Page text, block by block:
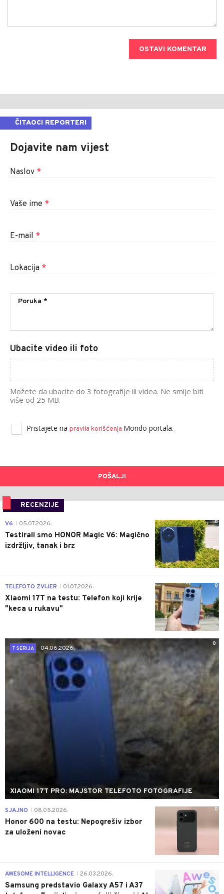
OSTAVI KOMENTAR
ČITAOCI REPORTERI
Dojavite nam vijest
Naslov *
Vaše ime *
E-mail *
Lokacija *
Ubacite video ili foto
Možete da ubacite do 3 fotografije ili videa. Ne smije biti
više od 25 MB.
Pristajete na pravila korišćenja Mondo portala.
POŠALJI
RECENZIJE
0
V6 05.07.2026.
Testirali smo HONOR Magic V6: Magično
izdržljiv, tanak i brz
0
TELEFOTO ZVIJER 01.07.2026.
Xiaomi 17T na testu: Telefon koji krije
"keca u rukavu"
0
T SERIJA
04.06.2026.
XIAOMI 17T PRO: MAJSTOR TELEFOTO FOTOGRAFIJE
0
SJAJNO 08.05.2026.
Honor 600 na testu: Nepogrešiv izbor
za uloženi novac
AWESOME INTELLIGENCE 26.03.2026.
Samsung predstavio Galaxy A57 i A37